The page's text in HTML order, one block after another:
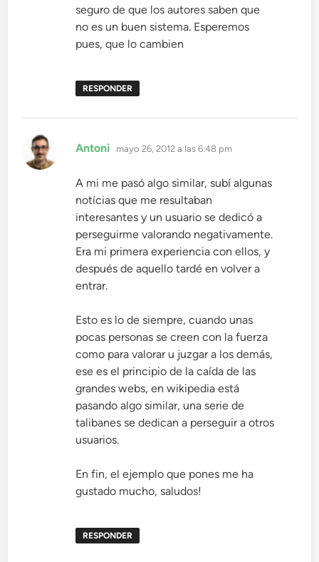
seguro de que los autores saben que
no es un buen sistema. Esperemos
pues, que lo cambien
RESPONDER
Antoni dice:
mayo 26, 2012 a las 6:48 pm
A mi me pasó algo similar, subí algunas
notícias que me resultaban
interesantes y un usuario se dedicó a
perseguirme valorando negativamente.
Era mi primera experiencia con ellos, y
después de aquello tardé en volver a
entrar.
Esto es lo de siempre, cuando unas
pocas personas se creen con la fuerza
como para valorar u juzgar a los demás,
ese es el principio de la caída de las
grandes webs, en wikipedia está
pasando algo similar, una serie de
talibanes se dedican a perseguir a otros
usuarios.
En fin, el ejemplo que pones me ha
gustado mucho, saludos!
RESPONDER